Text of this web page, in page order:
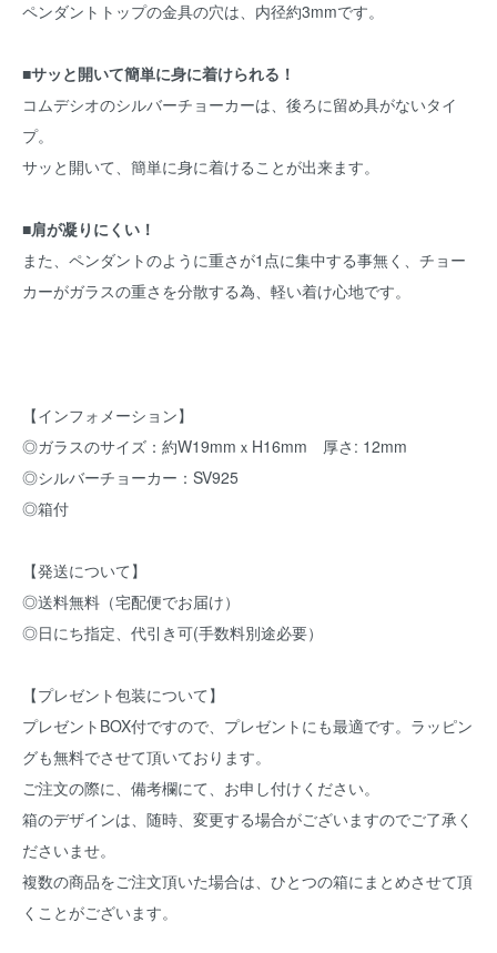
ペンダントトップの金具の穴は、内径約3mmです。
■サッと開いて簡単に身に着けられる！
コムデシオのシルバーチョーカーは、後ろに留め具がないタイ
プ。
サッと開いて、簡単に身に着けることが出来ます。
■肩が凝りにくい！
また、ペンダントのように重さが1点に集中する事無く、チョー
カーがガラスの重さを分散する為、軽い着け心地です。
【インフォメーション】
◎ガラスのサイズ：約W19mmｘH16mm 厚さ: 12mm
◎シルバーチョーカー：SV925
◎箱付
【発送について】
◎送料無料（宅配便でお届け）
◎日にち指定、代引き可(手数料別途必要）
【プレゼント包装について】
プレゼントBOX付ですので、プレゼントにも最適です。ラッピン
グも無料でさせて頂いております。
ご注文の際に、備考欄にて、お申し付けください。
箱のデザインは、随時、変更する場合がございますのでご了承く
ださいませ。
複数の商品をご注文頂いた場合は、ひとつの箱にまとめさせて頂
くことがございます。